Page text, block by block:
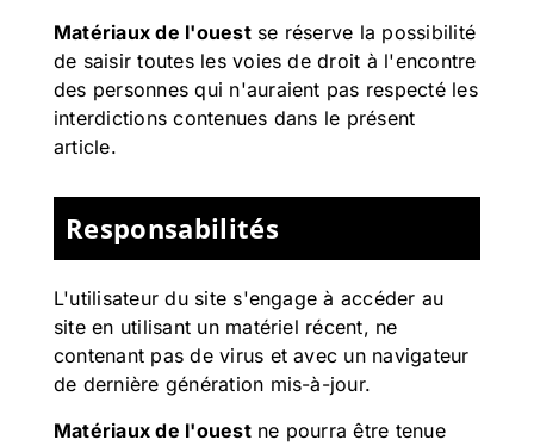
Matériaux de l'ouestse réserve la possibilité
de saisir toutes les voies de droit à l'encontre
des personnes qui n'auraient pas respecté les
interdictions contenues dans le présent
article.
Responsabilités
L'utilisateur du site s'engage à accéder au
site en utilisant un matériel récent, ne
contenant pas de virus et avec un navigateur
de dernière génération mis-à-jour.
Matériaux de l'ouestne pourra être tenue